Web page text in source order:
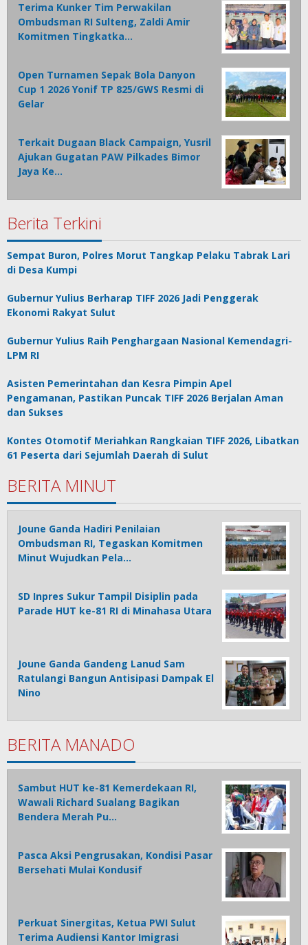
Terima Kunker Tim Perwakilan
Ombudsman RI Sulteng, Zaldi Amir
Komitmen Tingkatka…
Open Turnamen Sepak Bola Danyon
Cup 1 2026 Yonif TP 825/GWS Resmi di
Gelar
Terkait Dugaan Black Campaign, Yusril
Ajukan Gugatan PAW Pilkades Bimor
Jaya Ke…
Berita Terkini
Sempat Buron, Polres Morut Tangkap Pelaku Tabrak Lari
di Desa Kumpi
Gubernur Yulius Berharap TIFF 2026 Jadi Penggerak
Ekonomi Rakyat Sulut
Gubernur Yulius Raih Penghargaan Nasional Kemendagri-
LPM RI
Asisten Pemerintahan dan Kesra Pimpin Apel
Pengamanan, Pastikan Puncak TIFF 2026 Berjalan Aman
dan Sukses
Kontes Otomotif Meriahkan Rangkaian TIFF 2026, Libatkan
61 Peserta dari Sejumlah Daerah di Sulut
BERITA MINUT
Joune Ganda Hadiri Penilaian
Ombudsman RI, Tegaskan Komitmen
Minut Wujudkan Pela…
SD Inpres Sukur Tampil Disiplin pada
Parade HUT ke-81 RI di Minahasa Utara
Joune Ganda Gandeng Lanud Sam
Ratulangi Bangun Antisipasi Dampak El
Nino
BERITA MANADO
Sambut HUT ke-81 Kemerdekaan RI,
Wawali Richard Sualang Bagikan
Bendera Merah Pu…
Pasca Aksi Pengrusakan, Kondisi Pasar
Bersehati Mulai Kondusif
Perkuat Sinergitas, Ketua PWI Sulut
Terima Audiensi Kantor Imigrasi